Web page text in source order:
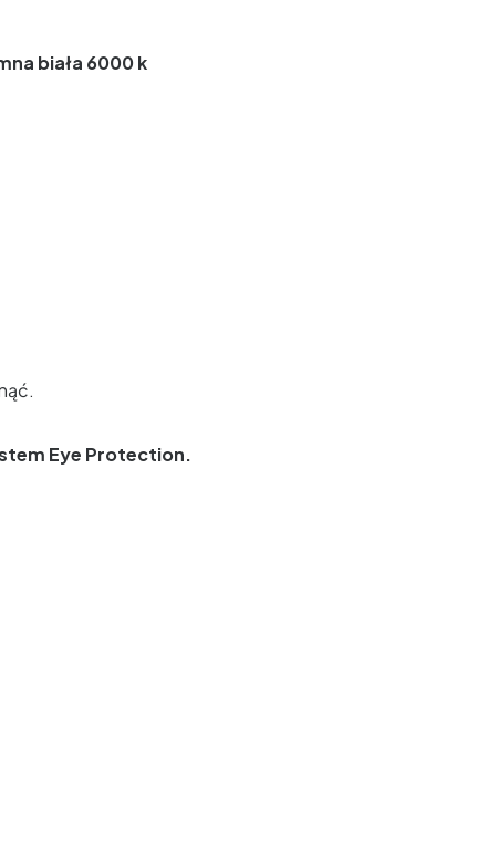
biała 6000 k
Eye Protection.